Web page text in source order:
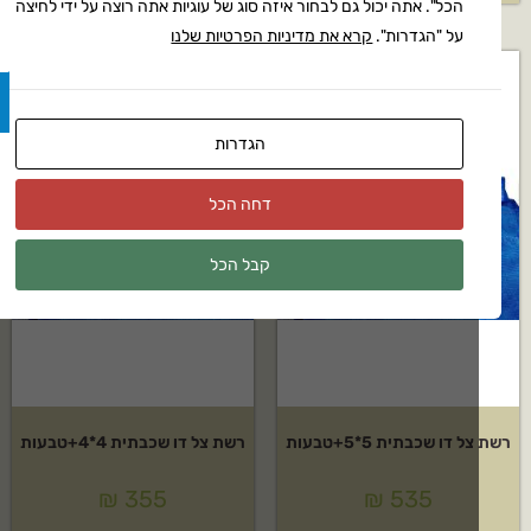
שכבתית 5*5+טבעות
₪
רשת צל דו שכבתית 4*4+טבעות
₪
הכל". אתה יכול גם לבחור איזה סוג של עוגיות אתה רוצה על ידי לחיצה
על "הגדרות".קרא את מדיניות הפרטיות שלנו
דחה הכל
קבל הכל